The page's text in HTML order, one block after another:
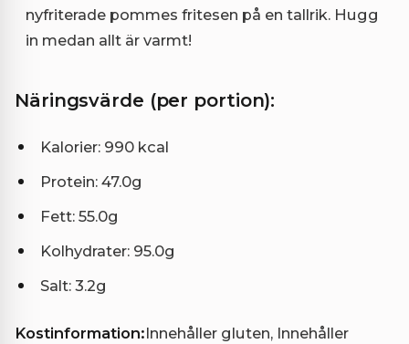
nyfriterade pommes fritesen på en tallrik. Hugg
in medan allt är varmt!
Näringsvärde (per portion):
Kalorier: 990 kcal
Protein: 47.0g
Fett: 55.0g
Kolhydrater: 95.0g
Salt: 3.2g
Kostinformation:Innehåller gluten, Innehåller